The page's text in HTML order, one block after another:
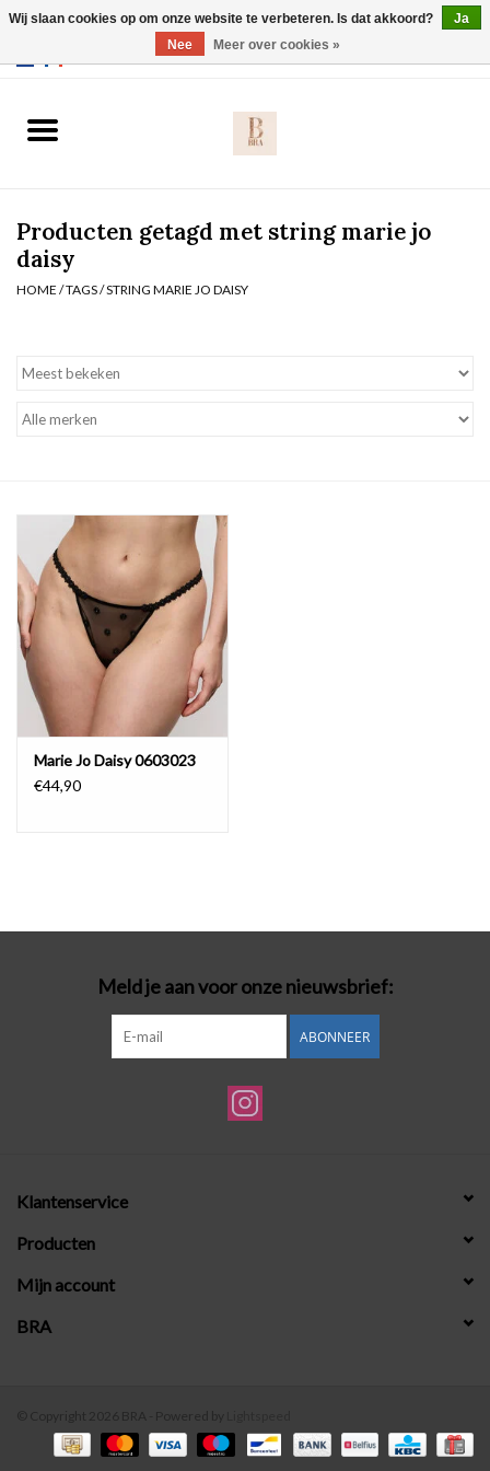
Slip
Body
Solden
Badmode
Lingerie-accessoires
Cadeaubonnen
Producten getagd met string marie jo
daisy
HOME /TAGS/STRING MARIE JO DAISY
Marie Jo Daisy 0603023
€44,90
Meld je aan voor onze nieuwsbrief:
ABONNEER
Klantenservice
Producten
Mijn account
BRA
© Copyright 2026 BRA - Powered by
Wij slaan cookies op om onze website te verbeteren. Is dat akkoord?
Ja
Nee
Meer over cookies »
Webshop werkt met EU maten. .